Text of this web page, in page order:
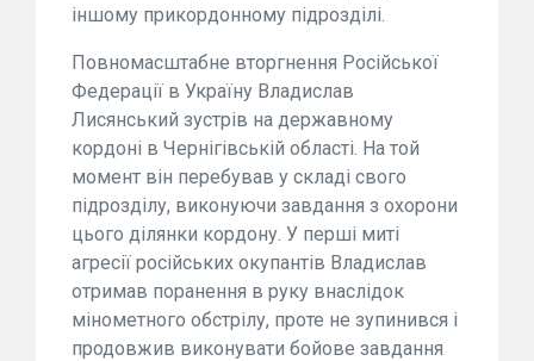
іншому прикордонному підрозділі.
Повномасштабне вторгнення Російської
Федерації в Україну Владислав
Лисянський зустрів на державному
кордоні в Чернігівській області. На той
момент він перебував у складі свого
підрозділу, виконуючи завдання з охорони
цього ділянки кордону. У перші миті
агресії російських окупантів Владислав
отримав поранення в руку внаслідок
мінометного обстрілу, проте не зупинився і
продовжив виконувати бойове завдання